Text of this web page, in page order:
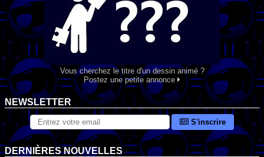
Vous cherchez le titre d'un dessin animé ?
Postez une petite annonce
NEWSLETTER
S'inscrire
DERNIÈRES NOUVELLES